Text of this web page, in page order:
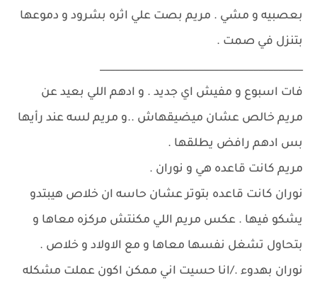
بعصبيه و مشي . مريم بصت علي اثره بشرود و دموعها
بتنزل في صمت .
_________________________________________
فات اسبوع و مفيش اي جديد . و ادهم اللي بعيد عن
مريم خالص عشان ميضيقهاش ..و مريم لسه عند رأيها
بس ادهم رافض يطلقها .
مريم كانت قاعده هي و نوران .
نوران كانت قاعده بتوتر عشان حاسه ان خلاص هيبتدو
يشكو فيها . عكس مريم اللي مكنتش مركزه معاها و
بتحاول تشغل نفسها معاها و مع الاولاد و خلاص .
نوران بهدوء ./انا حسيت اني ممكن اكون عملت مشكله